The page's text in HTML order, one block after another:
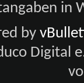
in
by
Digital